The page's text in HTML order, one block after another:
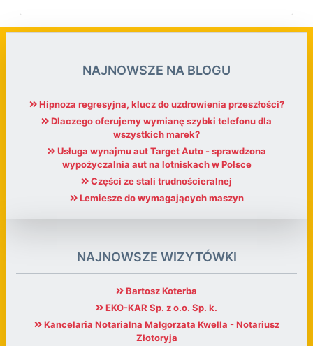
NAJNOWSZE NA BLOGU
Hipnoza regresyjna, klucz do uzdrowienia przeszłości?
Dlaczego oferujemy wymianę szybki telefonu dla
wszystkich marek?
Usługa wynajmu aut Target Auto - sprawdzona
wypożyczalnia aut na lotniskach w Polsce
Części ze stali trudnościeralnej
Lemiesze do wymagających maszyn
NAJNOWSZE WIZYTÓWKI
Bartosz Koterba
EKO-KAR Sp. z o.o. Sp. k.
Kancelaria Notarialna Małgorzata Kwella - Notariusz
Złotoryja